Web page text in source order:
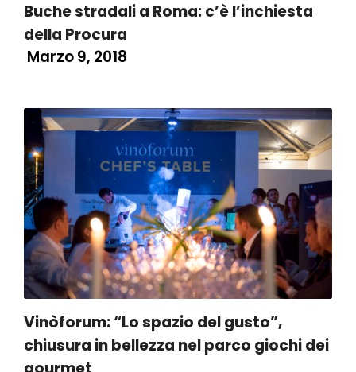
Buche stradali a Roma: c’è l’inchiesta
della Procura
Marzo 9, 2018
Vinòforum: “Lo spazio del gusto”,
chiusura in bellezza nel parco giochi dei